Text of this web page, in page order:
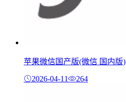
苹果微信国产版(微信 国内版)
2026-04-11 264